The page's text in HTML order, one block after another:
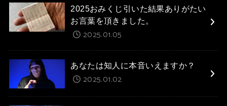
2025おみくじ引いた結果ありがたい
お言葉を頂きました。
2025.01.05
あなたは知人に本音いえますか？
2025.01.02